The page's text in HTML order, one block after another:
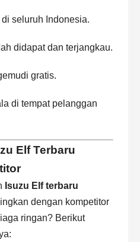
seluruh Indonesia.
didapat dan terjangkau.
gratis.
di tempat pelanggan
Elf Terbaru
Isuzu Elf terbaru
dengan kompetitor
ringan? Berikut